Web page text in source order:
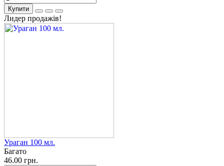
Купити
Лидер продажів!
Ураган 100 мл.
Багато
46.00 грн.